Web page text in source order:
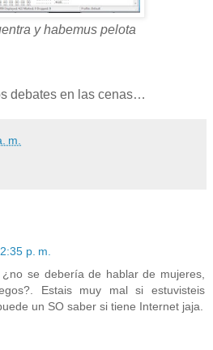
y habemus pelota
debates en las cenas…
m.
p. m.
se debería de hablar de mujeres,
Estais muy mal si estuvisteis
un SO saber si tiene Internet jaja.